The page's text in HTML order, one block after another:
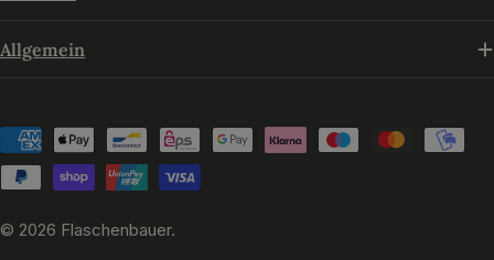
Allgemein
Zahlungsmethoden
© 2026 Flaschenbauer.